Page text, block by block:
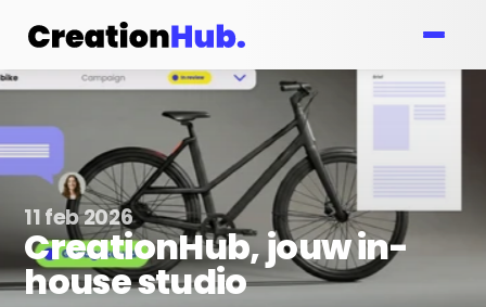
11 feb 2026
CreationHub, jouw in-
house studio